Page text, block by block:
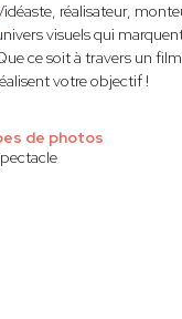
réalisateur,
visuels qui
ce soit à travers un
votre objectif !
de photos